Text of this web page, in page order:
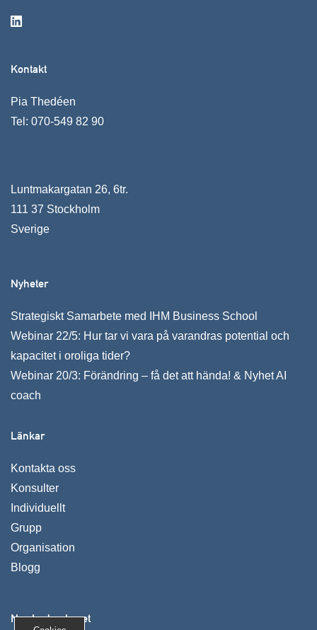
Kontakt
Pia Thedéen
Tel: 070-549 82 90
Luntmakargatan 26, 6tr.
111 37 Stockholm
Sverige
Nyheter
Strategiskt Samarbete med IHM Business School
Webinar 22/5: Hur tar vi vara på varandras potential och
kapacitet i oroliga tider?
Webinar 20/3: Förändring – få det att hända! & Nyhet AI
coach
Länkar
Kontakta oss
Konsulter
Individuellt
Grupp
Organisation
Blogg
Nya Ledarskapet